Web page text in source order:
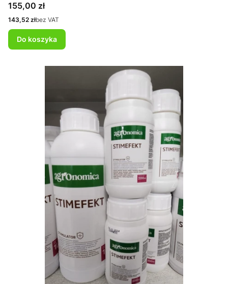
Cena
155,00 zł
Cena
143,52 złbez VAT
Do koszyka